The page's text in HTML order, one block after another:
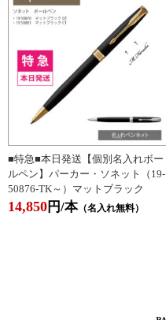
■特急■本日発送【個別名入れボー
ルペン】パーカー・ソネット（19-
50876-TK～）マットブラック
14,850円/本（名入れ無料）